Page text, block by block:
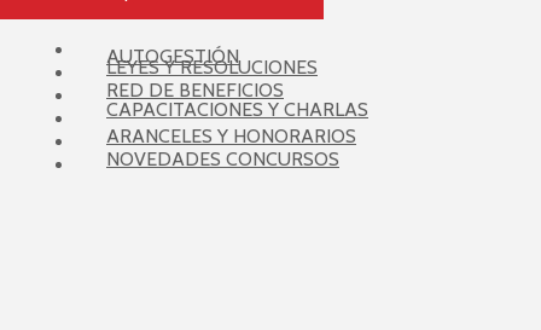
AUTOGESTIÓN
LEYES Y RESOLUCIONES
RED DE BENEFICIOS
CAPACITACIONES Y CHARLAS
ARANCELES Y HONORARIOS
NOVEDADES CONCURSOS